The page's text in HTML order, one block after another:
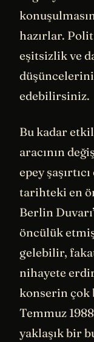
hazırlar.
eşitsizlik ve
edebilirsiniz.
Bu kadar
aracının
epey
tarihteki en
Berlin
öncülük
gelebilir,
nihayete
konserin çok
Temmuz
yaklaşık bir